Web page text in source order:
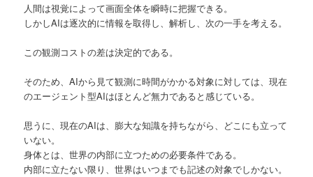
人間は視覚によって画面全体を瞬時に把握できる。
しかしAIは逐次的に情報を取得し、解析し、次の一手を考える。
この観測コストの差は決定的である。
そのため、AIから見て観測に時間がかかる対象に対しては、現在
のエージェント型AIはほとんど無力であると感じている。
思うに、現在のAIは、膨大な知識を持ちながら、どこにも立って
いない。
身体とは、世界の内部に立つための必要条件である。
内部に立たない限り、世界はいつまでも記述の対象でしかない。